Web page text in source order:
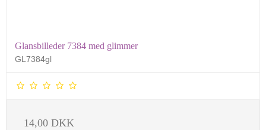
Glansbilleder 7384 med glimmer
GL7384gl
14,00 DKK